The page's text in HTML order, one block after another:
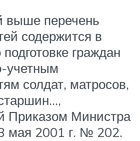
выше перечень
содержится в
граждан
учетным
солдат, матросов,
Приказом Министра
мая 2001 г. № 202.